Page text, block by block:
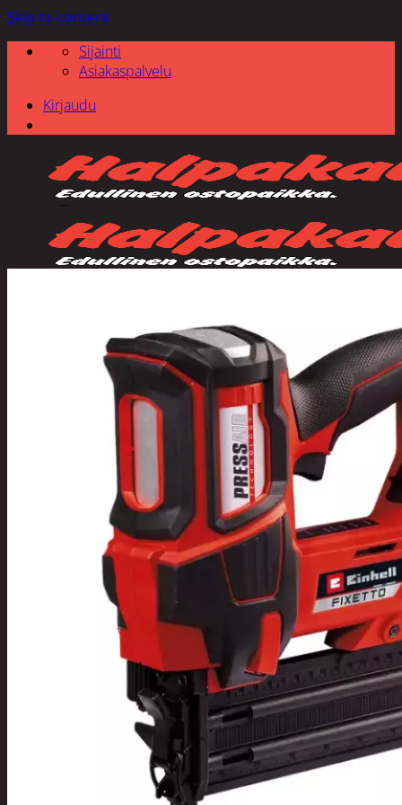
Skip to content
Sijainti
Asiakaspalvelu
Kirjaudu
Tuotevalikoima
Poistotuotteet
Kausituotteet
Joulu
Joulu- ja kausivalot
Eläimet ja
tontut
Kyntteliköt
Valoketjut ja
kuusenvalot
Joulukoristeet
Kranssit ja
asetelmat
Tontut ja
muut
Joulutekstiilit
Paketointi
Marjastus
Talvi
Päivittäistavarat